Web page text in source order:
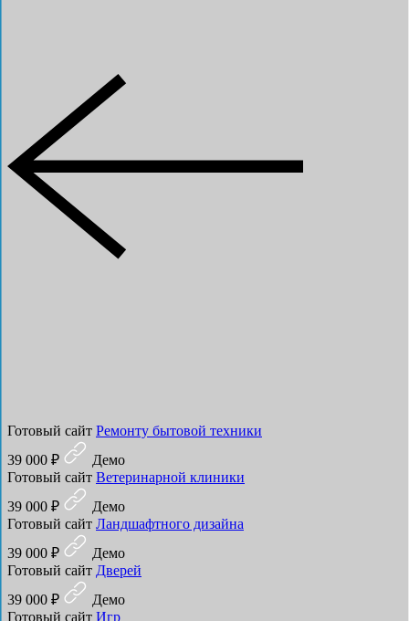
Готовый сайт Ремонту бытовой техники
39 000 ₽
Демо
Готовый сайт Ветеринарной клиники
39 000 ₽
Демо
Готовый сайт Ландшафтного дизайна
39 000 ₽
Демо
Готовый сайт Дверей
39 000 ₽
Демо
Готовый сайт Игр